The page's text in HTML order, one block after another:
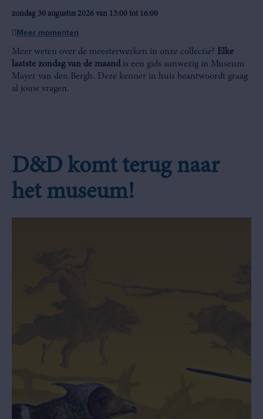
zondag 30 augustus 2026 van 13:00 tot 16:00
Meer momenten
Meer weten over de meesterwerken in onze collectie? Elke
laatste zondag van de maandis een gids aanwezig in Museum
Mayer van den Bergh. Deze kenner in huis beantwoordt graag
al jouw vragen.
D&D komt terug naar
het museum!